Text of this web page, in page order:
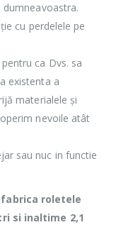
cu perdelele pe
ca Dvs. sa
existenta a
materialele și
nevoile atât
sau nuc in functie
roletele
si inaltime 2,1